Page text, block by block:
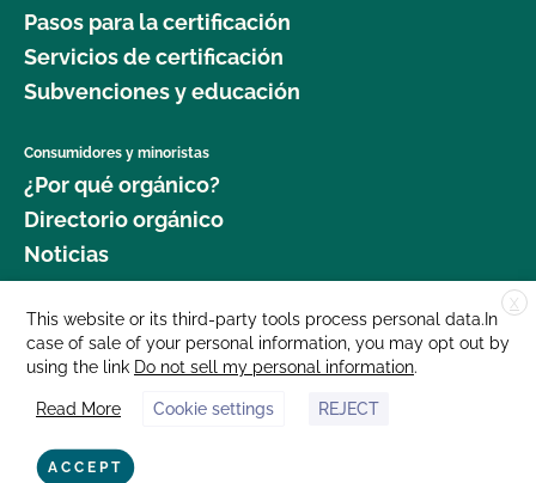
Pasos para la certificación
Servicios de certificación
Subvenciones y educación
Consumidores y minoristas
¿Por qué orgánico?
Directorio orgánico
Noticias
Donar
Carreras profesionales
Sala de prensa
Contáctenos
877 Cedar Street, Suite 248, Santa Cruz, CA 95060 © 2025 CCOF.org
X
This website or its third-party tools process personal data.In
case of sale of your personal information, you may opt out by
using the link Do not sell my personal information.
Read More Cookie settings REJECT
ACCEPT